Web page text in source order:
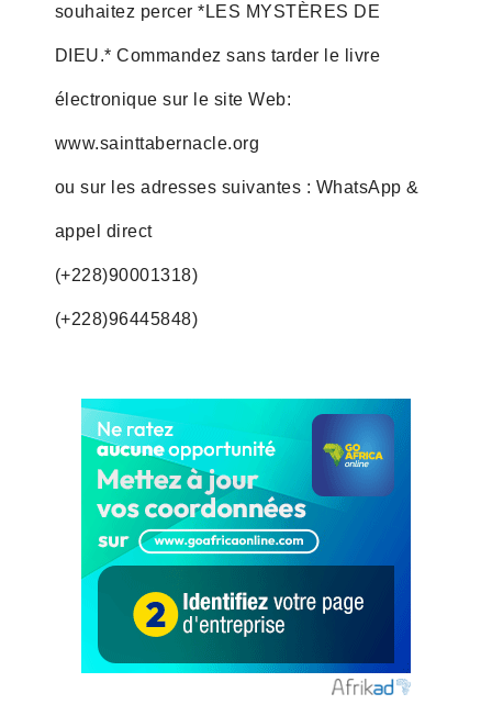
souhaitez percer *LES MYSTÈRES DE
DIEU.* Commandez sans tarder le livre
électronique sur le site Web:
www.sainttabernacle.org
ou sur les adresses suivantes : WhatsApp &
appel direct
(+228)90001318)
(+228)96445848)